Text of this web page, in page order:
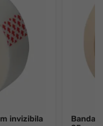
invizibila
Banda